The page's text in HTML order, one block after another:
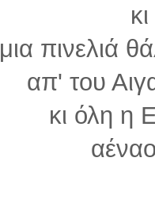
μια πινελιά
απ' του
κι όλη η